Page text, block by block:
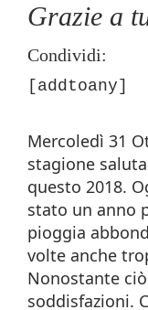
Grazie a
Condividi:
[addtoany]
Mercoledì 31
stagione
questo 2018.
stato un anno
pioggia
volte anche
Nonostante
soddisfazioni.